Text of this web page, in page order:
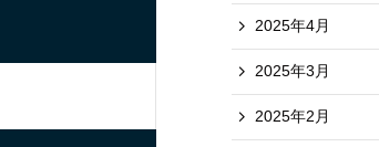
2025年4月
2025年3月
2025年2月